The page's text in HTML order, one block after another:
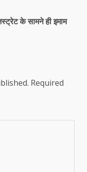
के सामने ही इमाम
Required